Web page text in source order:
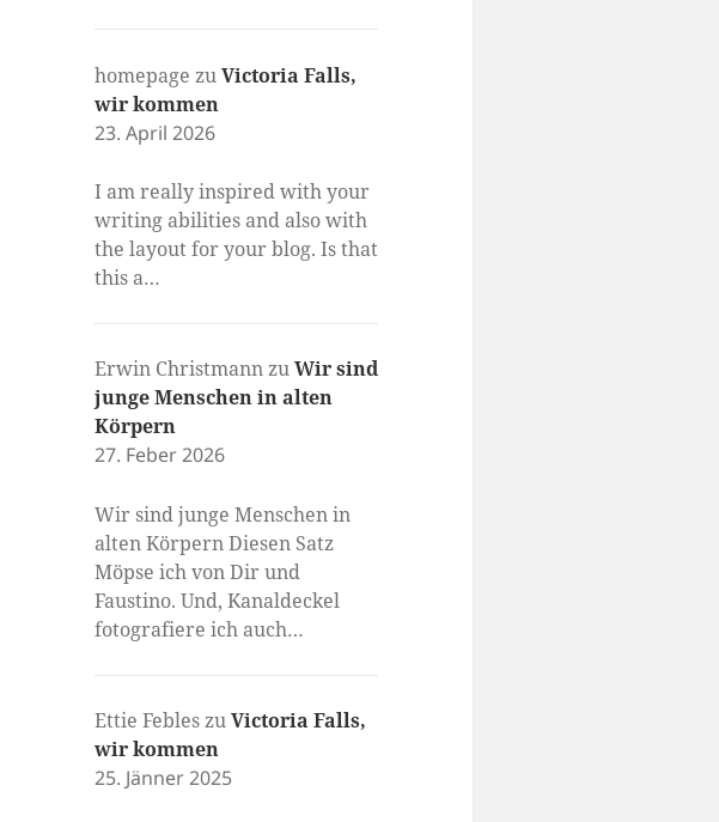
homepage zuVictoria Falls,
wir kommen
23. April 2026
I am really inspired with your
writing abilities and also with
the layout for your blog. Is that
this a…
Erwin ChristmannzuWir sind
junge Menschen in alten
Körpern
27. Feber 2026
Wir sind junge Menschen in
alten Körpern Diesen Satz
Möpse ich von Dir und
Faustino. Und, Kanaldeckel
fotografiere ich auch…
Ettie FebleszuVictoria Falls,
wir kommen
25. Jänner 2025